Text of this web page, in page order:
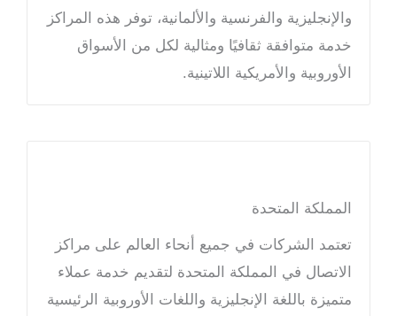
والإنجليزية والفرنسية والألمانية، توفر هذه المراكز
خدمة متوافقة ثقافيًا ومثالية لكل من الأسواق
الأوروبية والأمريكية اللاتينية.
المملكة المتحدة
تعتمد الشركات في جميع أنحاء العالم على مراكز
الاتصال في المملكة المتحدة لتقديم خدمة عملاء
متميزة باللغة الإنجليزية واللغات الأوروبية الرئيسية